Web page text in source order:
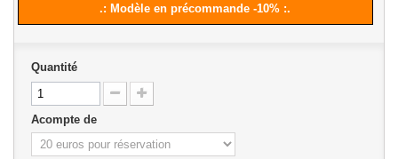
.: Modèle en précommande -10% :.
Quantité
Acompte de